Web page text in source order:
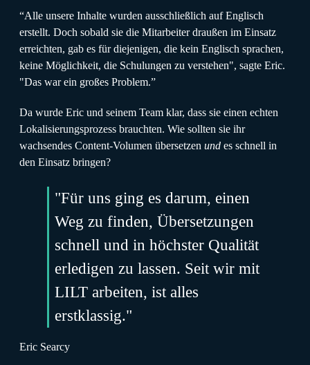
“Alle unsere Inhalte wurden ausschließlich auf Englisch
erstellt. Doch sobald sie die Mitarbeiter draußen im Einsatz
erreichten, gab es für diejenigen, die kein Englisch sprachen,
keine Möglichkeit, die Schulungen zu verstehen", sagte Eric.
"Das war ein großes Problem.”
Da wurde Eric und seinem Team klar, dass sie einen echten
Lokalisierungsprozess brauchten. Wie sollten sie ihr
wachsendes Content-Volumen übersetzen und es schnell in
den Einsatz bringen?
"Für uns ging es darum, einen
Weg zu finden, Übersetzungen
schnell und in höchster Qualität
erledigen zu lassen. Seit wir mit
LILT arbeiten, ist alles
erstklassig."
Eric Searcy